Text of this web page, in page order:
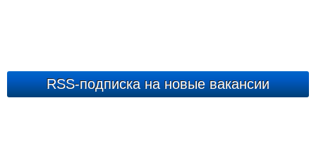
RSS-подписка на новые вакансии